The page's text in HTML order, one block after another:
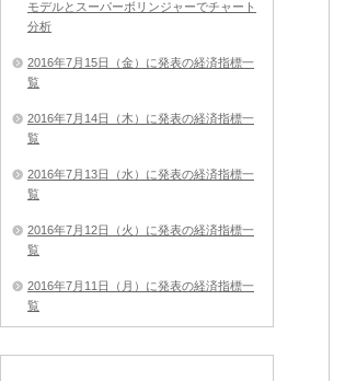
モデルとスーパーボリンジャーでチャート
分析
2016年7月15日（金）に発表の経済指標一
覧
2016年7月14日（木）に発表の経済指標一
覧
2016年7月13日（水）に発表の経済指標一
覧
2016年7月12日（火）に発表の経済指標一
覧
2016年7月11日（月）に発表の経済指標一
覧